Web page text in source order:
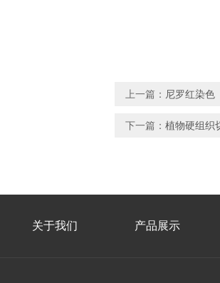
上一篇： 尼罗红染色
下一篇： 植物硬组织
关于我们 产品展示